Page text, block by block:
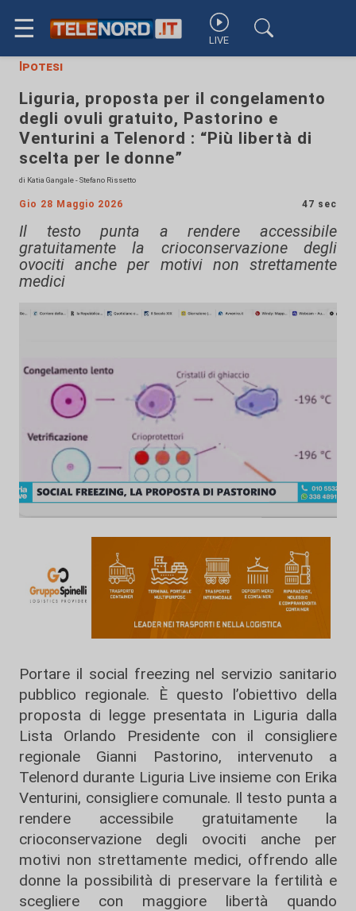
☰ LIVE
Ipotesi
Liguria, proposta per il congelamento
degli ovuli gratuito, Pastorino e
Venturini a Telenord : “Più libertà di
scelta per le donne”
di Katia Gangale - Stefano Rissetto
Gio 28 Maggio 2026 47 sec
Il testo punta a rendere accessibile
gratuitamente la crioconservazione degli
ovociti anche per motivi non strettamente
medici
Portare il social freezing nel servizio sanitario
pubblico regionale. È questo l’obiettivo della
proposta di legge presentata in Liguria dalla
Lista Orlando Presidente con il consigliere
regionale Gianni Pastorino, intervenuto a
Telenord durante Liguria Live insieme con Erika
Venturini, consigliere comunale. Il testo punta a
rendere accessibile gratuitamente la
crioconservazione degli ovociti anche per
motivi non strettamente medici, offrendo alle
donne la possibilità di preservare la fertilità e
scegliere con maggiore libertà quando